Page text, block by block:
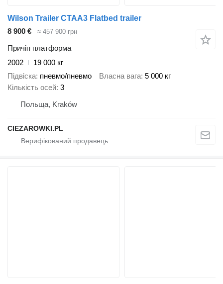
Wilson Trailer CTAA3 Flatbed trailer
8 900 €
≈ 457 900 грн
Причіп платформа
2002
19 000 кг
Підвіска пневмо/пневмо Власна вага 5 000 кг
Кількість осей 3
Польща, Kraków
CIEZAROWKI.PL